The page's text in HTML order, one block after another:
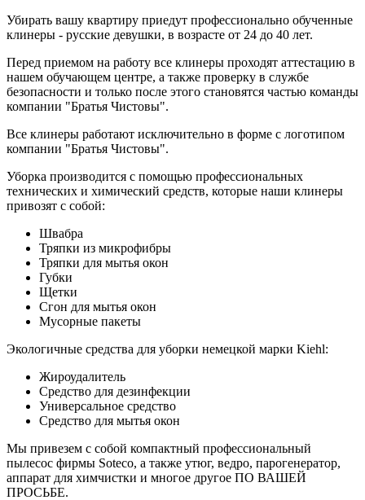
Убирать вашу квартиру приедут профессионально обученные
клинеры - русские девушки, в возрасте от 24 до 40 лет.
Перед приемом на работу все клинеры проходят аттестацию в
нашем обучающем центре, а также проверку в службе
безопасности и только после этого становятся частью команды
компании "Братья Чистовы".
Все клинеры работают исключительно в форме с логотипом
компании "Братья Чистовы".
Уборка производится с помощью профессиональных
технических и химический средств, которые наши клинеры
привозят с собой:
Швабра
Тряпки из микрофибры
Тряпки для мытья окон
Губки
Щетки
Сгон для мытья окон
Мусорные пакеты
Экологичные средства для уборки немецкой марки Kiehl:
Жироудалитель
Средство для дезинфекции
Универсальное средство
Средство для мытья окон
Мы привезем с собой компактный профессиональный
пылесос фирмы Soteco, а также утюг, ведро, парогенератор,
аппарат для химчистки и многое другое ПО ВАШЕЙ
ПРОСЬБЕ.